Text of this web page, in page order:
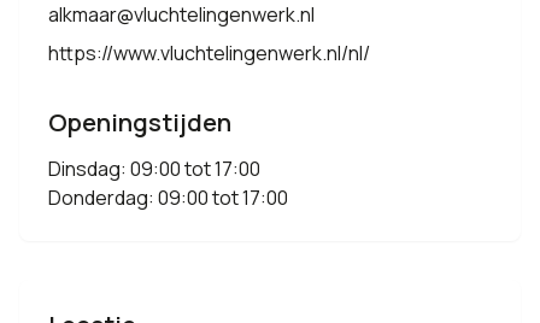
alkmaar@vluchtelingenwerk.nl
https://www.vluchtelingenwerk.nl/nl/
Openingstijden
Dinsdag: 09:00 tot 17:00
Donderdag: 09:00 tot 17:00